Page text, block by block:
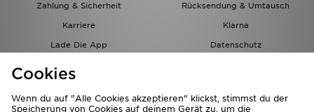
Zahlung & Sicherheit
Rücksendung & Umtausch
Karriere
Klarna
Lade Die App
Datenschutz
Cookies
Wenn du auf "Alle Cookies akzeptieren" klickst, stimmst du der
Speicherung von Cookies auf deinem Gerät zu, um die